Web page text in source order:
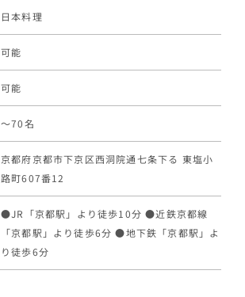
日本料理
可能
可能
〜70名
京都府京都市下京区西洞院通七条下る 東塩小
路町607番12
●JR「京都駅」より徒歩10分 ●近鉄京都線
「京都駅」より徒歩6分 ●地下鉄「京都駅」よ
り徒歩6分